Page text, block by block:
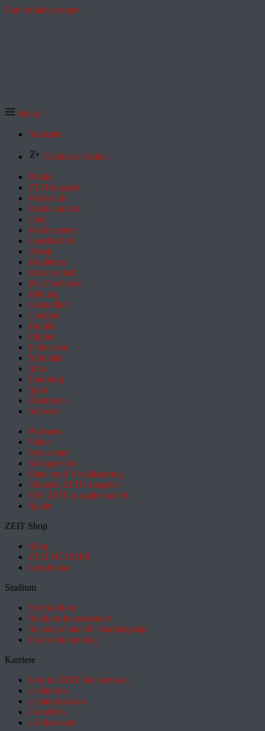
Zum Inhalt springen
Menü
Startseite
Exklusive Artikel
Politik
ZEITmagazin
Wirtschaft
Wochenmarkt
Geld
Wochenende
Gesellschaft
Arbeit
Feuilleton
Wissenschaft
Pol. Feuilleton
Bildung
Gesundheit
Campus
Familie
Digital
Entdecken
Mobilität
Sinn
Hamburg
Sport
Österreich
Schweiz
Podcasts
Video
Newsletter
Schlagzeilen
Daten und Visualisierung
Aktuelle ZEIT-Ausgabe
DIE ZEIT Ausgabenarchiv
Spiele
ZEIT Shop
Shop
ZEIT BÜCHER
Geschenke
Studium
HeyStudium
Studium-Interessentest
Suchmaschine für Studiengänge
Hochschulranking
Karriere
Jobs im ZEIT Stellenmarkt
academics
academics.com
GoodJobs
e-fellows.net